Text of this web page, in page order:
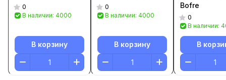
0
В наличии: 4000
В корзину
0
В наличии: 4000
В корзину
Bofre
0
В наличии:
В